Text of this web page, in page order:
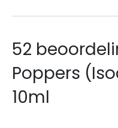
52
Poppers
10ml